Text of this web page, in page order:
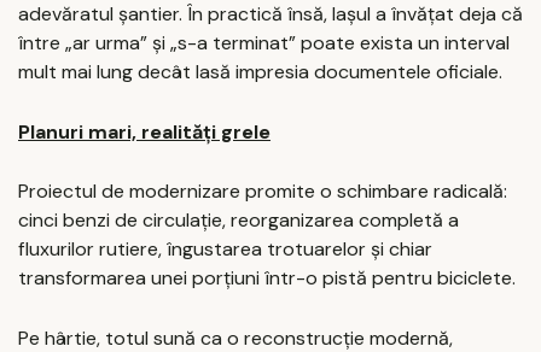
adevăratul șantier. În practică însă, Iașul a învățat deja că
între „ar urma” și „s-a terminat” poate exista un interval
mult mai lung decât lasă impresia documentele oficiale.
Planuri mari, realități grele
Proiectul de modernizare promite o schimbare radicală:
cinci benzi de circulație, reorganizarea completă a
fluxurilor rutiere, îngustarea trotuarelor și chiar
transformarea unei porțiuni într-o pistă pentru biciclete.
Pe hârtie, totul sună ca o reconstrucție modernă,